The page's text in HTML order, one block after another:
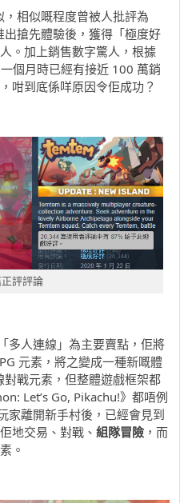
相似嘅程度曾被人批評為
出搶先體驗後，獲得「極度好
。加上銷售數字驚人，根據
個月時已經有接近 100 萬銷
咁到底係咩原因令佢成功？
評評論
多人連線」為主要賣點，佢將
元素，將之變成一種新嘅體
戰元素，但整體遊戲框架都
Let’s Go, Pikachu!》都唔例
家離開新手村後，已經會見到
地交易、對戰、 組隊冒險 ，而
。